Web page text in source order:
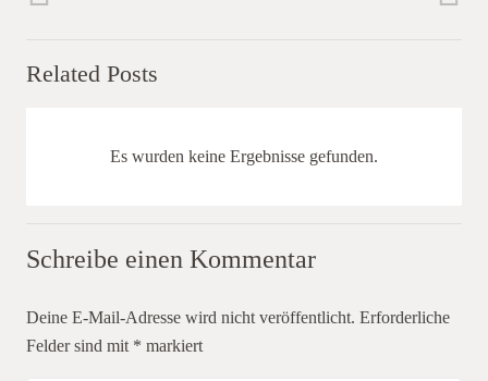
Related Posts
Es wurden keine Ergebnisse gefunden.
Schreibe einen Kommentar
Deine E-Mail-Adresse wird nicht veröffentlicht. Erforderliche
Felder sind mit * markiert